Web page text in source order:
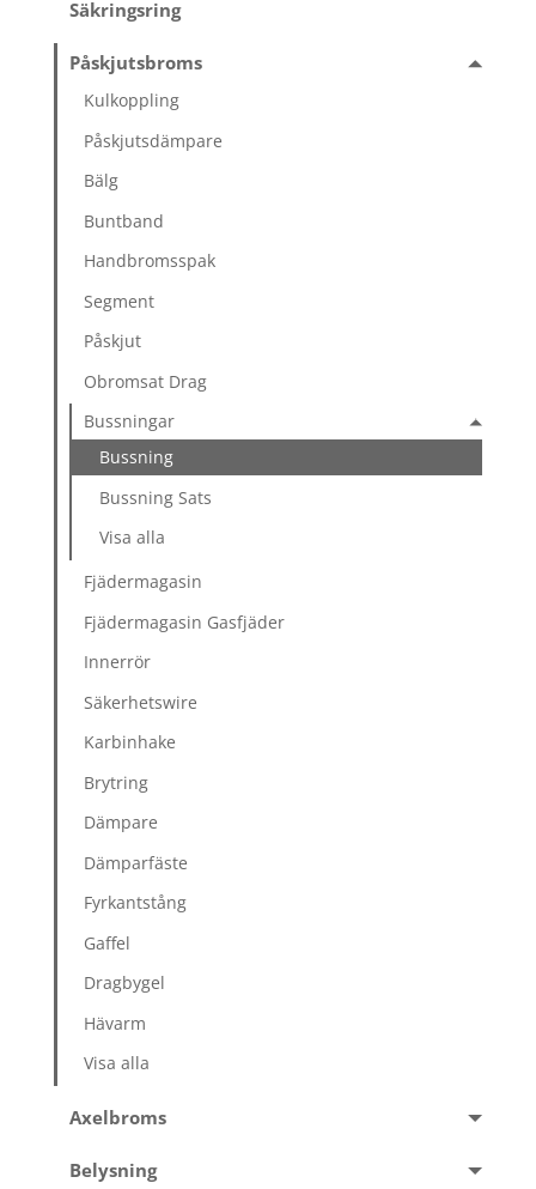
Säkringsring
Påskjutsbroms
Kulkoppling
Påskjutsdämpare
Bälg
Buntband
Handbromsspak
Segment
Påskjut
Obromsat Drag
Bussningar
Bussning
Bussning Sats
Visa alla
Fjädermagasin
Fjädermagasin Gasfjäder
Innerrör
Säkerhetswire
Karbinhake
Brytring
Dämpare
Dämparfäste
Fyrkantstång
Gaffel
Dragbygel
Hävarm
Visa alla
Axelbroms
Belysning